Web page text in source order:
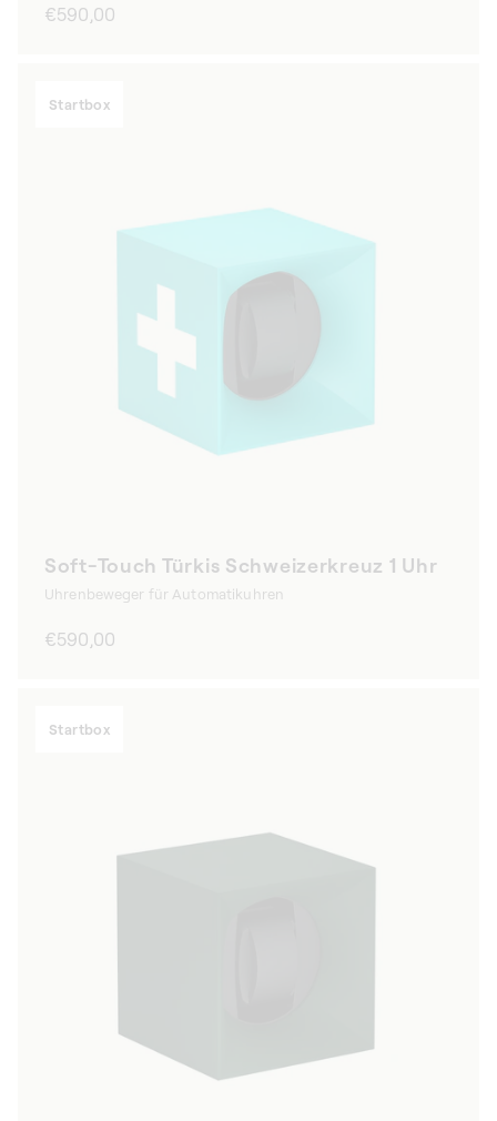
Normaler
€590,00
Startbox
Soft-Touch Türkis Schweizerkreuz 1 Uhr
Uhrenbeweger für Automatikuhren
Normaler
€590,00
Startbox